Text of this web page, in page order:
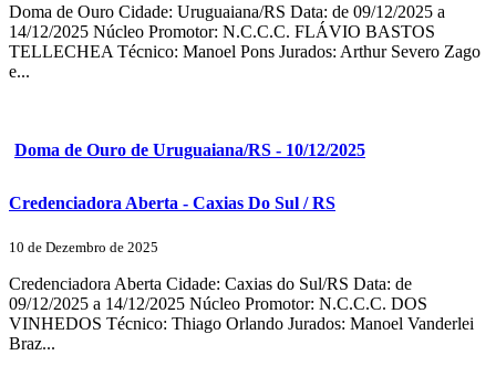
Doma de Ouro Cidade: Uruguaiana/RS Data: de 09/12/2025 a
14/12/2025 Núcleo Promotor: N.C.C.C. FLÁVIO BASTOS
TELLECHEA Técnico: Manoel Pons Jurados: Arthur Severo Zago
e...
Doma de Ouro de Uruguaiana/RS - 10/12/2025
Credenciadora Aberta - Caxias Do Sul / RS
10 de Dezembro de 2025
Credenciadora Aberta Cidade: Caxias do Sul/RS Data: de
09/12/2025 a 14/12/2025 Núcleo Promotor: N.C.C.C. DOS
VINHEDOS Técnico: Thiago Orlando Jurados: Manoel Vanderlei
Braz...